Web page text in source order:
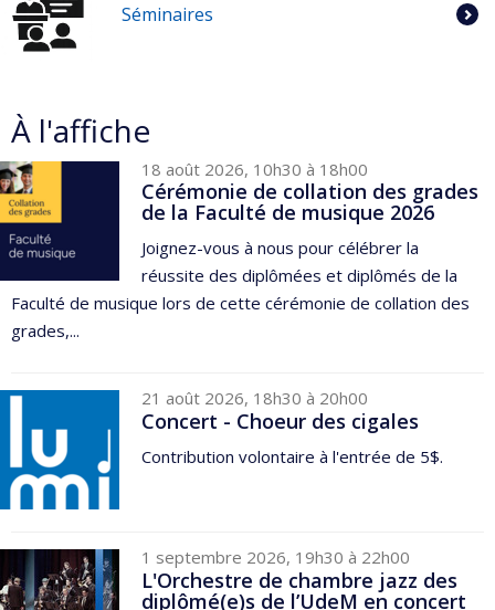
Séminaires
À l'affiche
18 août 2026, 10h30 à 18h00
Cérémonie de collation des grades
de la Faculté de musique 2026
Joignez-vous à nous pour célébrer la
réussite des diplômées et diplômés de la
Faculté de musique lors de cette cérémonie de collation des
grades,...
21 août 2026, 18h30 à 20h00
Concert - Choeur des cigales
Contribution volontaire à l'entrée de 5$.
1 septembre 2026, 19h30 à 22h00
L'Orchestre de chambre jazz des
diplômé(e)s de l’UdeM en concert